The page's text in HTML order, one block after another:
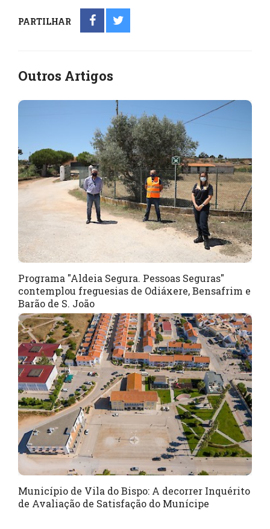
PARTILHAR
Outros Artigos
Programa "Aldeia Segura. Pessoas Seguras"
contemplou freguesias de Odiáxere, Bensafrim e
Barão de S. João
Município de Vila do Bispo: A decorrer Inquérito
de Avaliação de Satisfação do Munícipe